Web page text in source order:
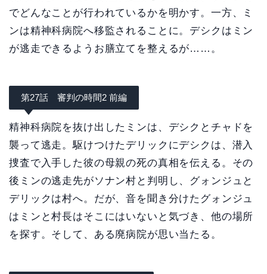
でどんなことが行われているかを明かす。一方、ミ
ンは精神科病院へ移監されることに。デシクはミン
が逃走できるようお膳立てを整えるが……。
第27話 審判の時間2 前編
精神科病院を抜け出したミンは、デシクとチャドを
襲って逃走。駆けつけたデリックにデシクは、潜入
捜査で入手した彼の母親の死の真相を伝える。その
後ミンの逃走先がソナン村と判明し、グォンジュと
デリックは村へ。だが、音を聞き分けたグォンジュ
はミンと村長はそこにはいないと気づき、他の場所
を探す。そして、ある廃病院が思い当たる。